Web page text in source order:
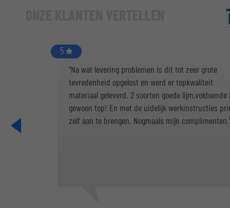
5
"Na wat levering problemen is dit tot zeer grote
tevredenheid opgelost en werd er topkwaliteit
materiaal geleverd. 2 soorten goede lijm,voldoende
gewoon top! En met de uidelijk werkinstructies
zelf aan te brengen. Nogmaals mijn